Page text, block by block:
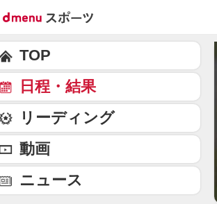
TOP
日程・結果
リーディング
動画
ニュース